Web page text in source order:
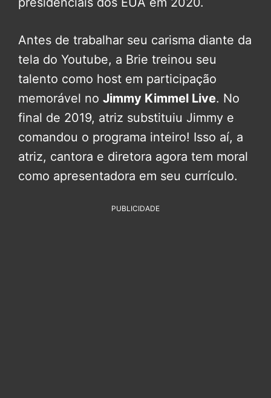
Antes de trabalhar seu carisma diante da
tela do Youtube, a Brie treinou seu
talento como host em participação
memorável no Jimmy Kimmel Live. No
final de 2019, atriz substituiu Jimmy e
comandou o programa inteiro! Isso aí, a
atriz, cantora e diretora agora tem moral
como apresentadora em seu currículo.
PUBLICIDADE